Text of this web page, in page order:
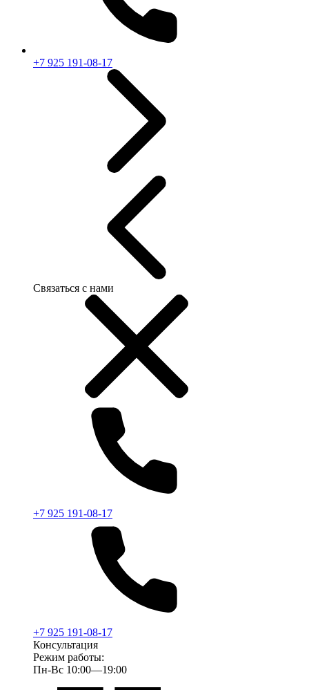
+7 925 191-08-17
Связаться с нами
+7 925 191-08-17
+7 925 191-08-17
Консультация
Режим работы:
Пн-Вс 10:00—19:00